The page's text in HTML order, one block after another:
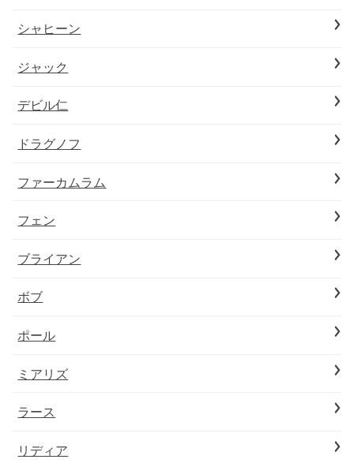
シャヒーン
ジャック
デビル仁
ドラグノフ
ファーカムラム
フェン
ブライアン
ボブ
ポール
ミアリズ
ラース
リディア